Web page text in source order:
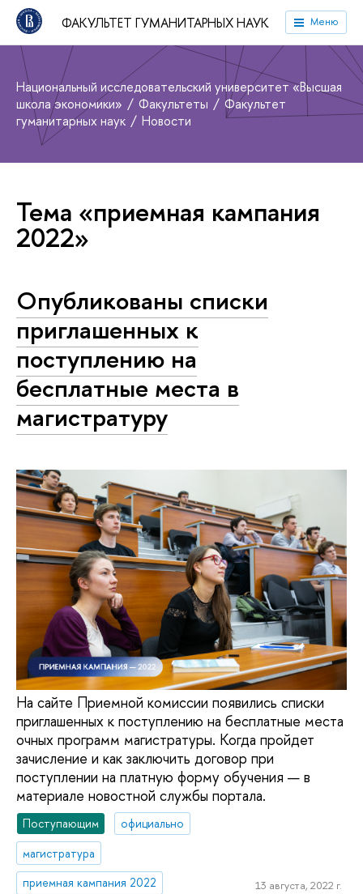
ФАКУЛЬТЕТ ГУМАНИТАРНЫХ НАУК Меню
Национальный исследовательский университет «Высшая
школа экономики»
Факультеты
Факультет
гуманитарных наук
Новости
Тема «приемная кампания
2022»
Опубликованы списки
приглашенных к
поступлению на
бесплатные места в
магистратуру
На сайте Приемной комиссии появились списки
приглашенных к поступлению на бесплатные места
очных программ магистратуры. Когда пройдет
зачисление и как заключить договор при
поступлении на платную форму обучения — в
материале новостной службы портала.
Поступающим
официально
магистратура
приемная кампания 2022
13 августа, 2022 г.